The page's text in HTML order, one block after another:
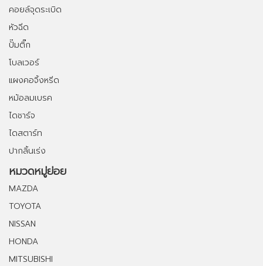
คอยล์จุดระเบิด
หัวฉีด
ปั๊มติ๊ก
โบลเวอร์
แผงคอจิ้งหรีด
หม้อลมเบรค
ไดชาร์จ
ไดสตาร์ท
ปากลิ้นเร่ง
หมวดหมู่ย่อย
MAZDA
TOYOTA
NISSAN
HONDA
MITSUBISHI